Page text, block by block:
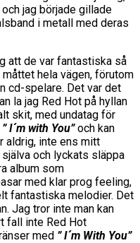
jag började gillade
i metall med deras
att de var fantastiska så
hela vägen, förutom
cd-spelare. Det var det
la jag Red Hot på hyllan
skit, med undatag för
” I´m with You”och kan
aldrig, inte ens mitt
och lyckats släppa
album som
med klar prog feeling,
fantastiska melodier. Det
Jag tror inte man kan
fall inte Red Hot
med ” I´m With You”